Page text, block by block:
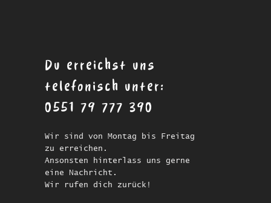
Du erreichst uns
telefonisch unter:
0551 79 777 390
Wir sind von Montag bis Freitag
zu erreichen.
Ansonsten hinterlass uns gerne
eine Nachricht.
Wir rufen dich zurück!